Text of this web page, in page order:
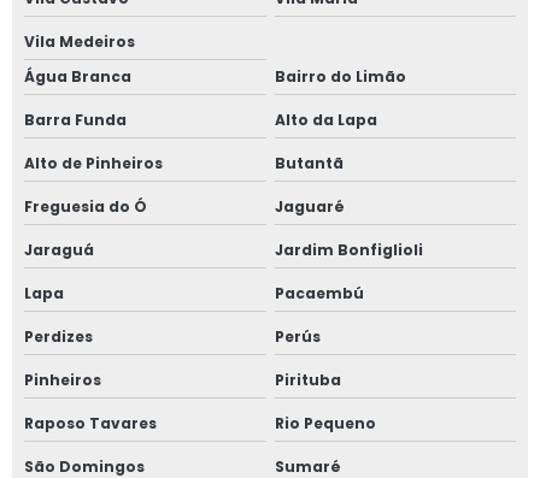
Treinamento plataforma elevatória articulada
Valor aluguel de plataforma elevatória
Valor de locação de plataforma elevatória
Plataforma tesoura aluguel valor
Plataforma tesoura 10m
Plataforma tesoura 10m preço
Plataforma tesoura 12m
Plataforma tesoura 12m preço
Vila Medeiros
Água Branca
Bairro do Limão
Barra Funda Alto da Lapa
Alto de Pinheiros Butantã
Freguesia do Ó Jaguaré
Jaraguá Jardim Bonfiglioli
Lapa Pacaembú
Perdizes Perús
Pinheiros Pirituba
Raposo Tavares Rio Pequeno
São Domingos Sumaré